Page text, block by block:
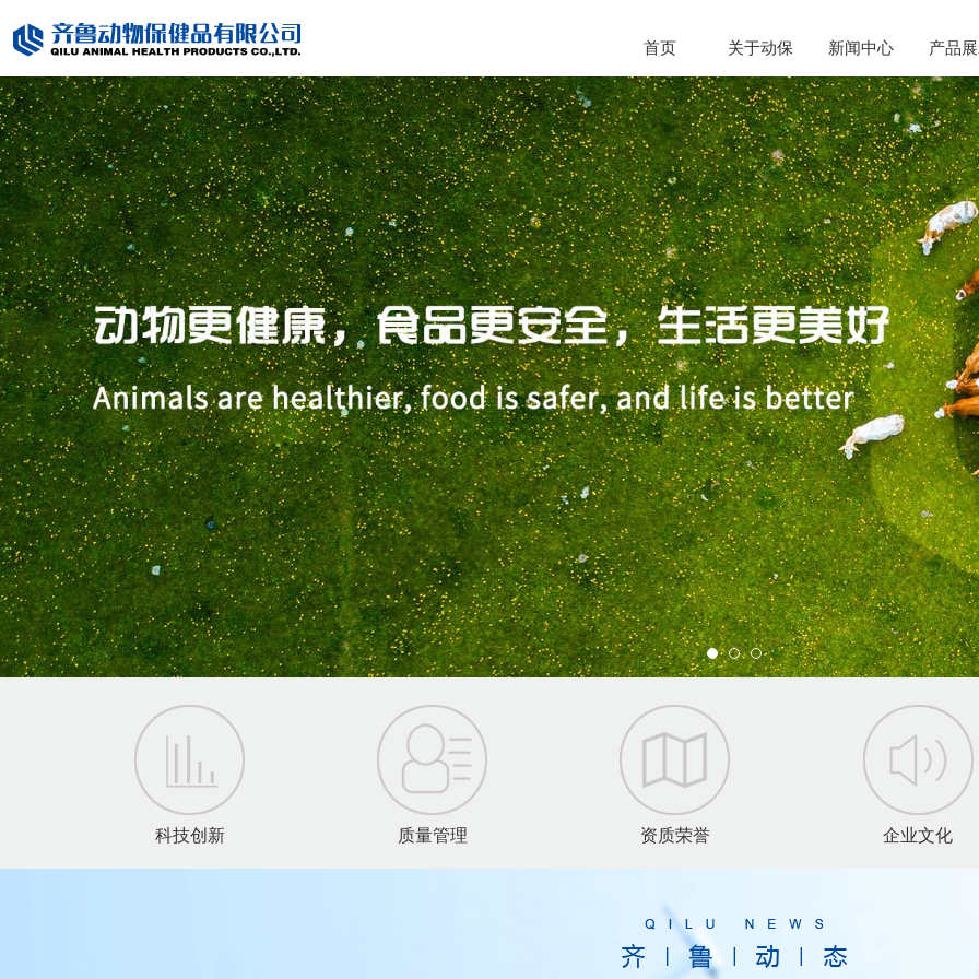
首页 关于动保 新闻中心 产品
科技创新 质量管理 资质荣誉 企业文化